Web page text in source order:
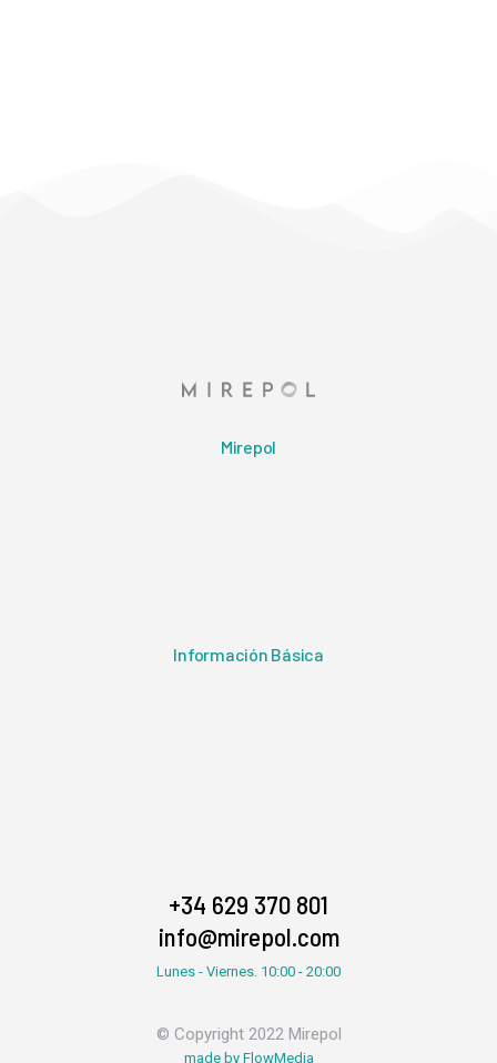
Mirepol
Información Básica
+34 629 370 801
info@mirepol.com
Lunes - Viernes. 10:00 - 20:00
© Copyright 2022 Mirepol
made by FlowMedia